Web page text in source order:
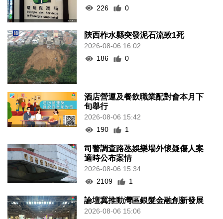
226
0
陝西柞水縣突發泥石流致1死
2026-08-06 16:02
186
0
酒店營運及餐飲職業配對會本月下
旬舉行
2026-08-06 15:42
190
1
司警調查路氹娛樂場外懷疑傷人案
適時公布案情
2026-08-06 15:34
2109
1
論壇冀推動灣區銀髮金融創新發展
2026-08-06 15:06